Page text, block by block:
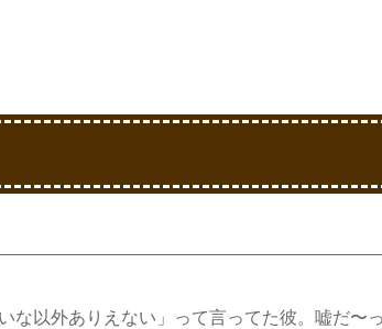
いな以外ありえない」って言ってた彼。嘘だ〜